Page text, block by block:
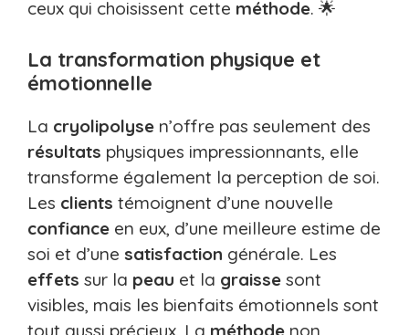
ceux qui choisissent cette méthode. 🌟
La transformation physique et
émotionnelle
La cryolipolyse n’offre pas seulement des
résultats physiques impressionnants, elle
transforme également la perception de soi.
Les clients témoignent d’une nouvelle
confiance en eux, d’une meilleure estime de
soi et d’une satisfaction générale. Les
effets sur la peau et la graisse sont
visibles, mais les bienfaits émotionnels sont
tout aussi précieux. La méthode non